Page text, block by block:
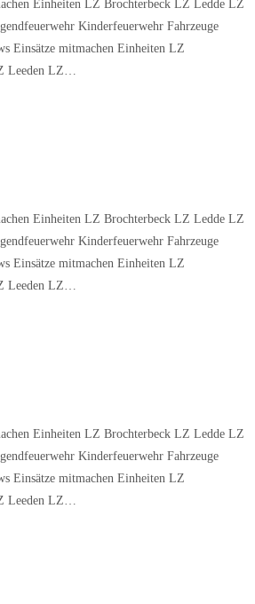
Einheiten LZ Brochterbeck LZ Ledde LZ
Kinderfeuerwehr Fahrzeuge
Einsätze mitmachen Einheiten LZ
Leeden LZ…
Einheiten LZ Brochterbeck LZ Ledde LZ
Kinderfeuerwehr Fahrzeuge
Einsätze mitmachen Einheiten LZ
Leeden LZ…
Einheiten LZ Brochterbeck LZ Ledde LZ
Kinderfeuerwehr Fahrzeuge
Einsätze mitmachen Einheiten LZ
Leeden LZ…